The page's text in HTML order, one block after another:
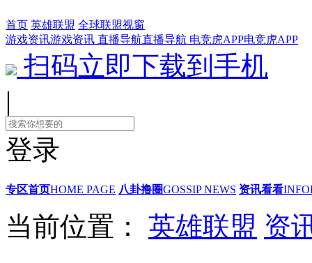
首页 英雄联盟 全球联盟视窗
游戏资讯游戏资讯 直播导航直播导航 电竞虎APP电竞虎APP
扫码立即下载到手机
|
登录
专区首页HOME PAGE 八卦撸圈GOSSIP NEWS 资讯看看
当前位置： 英雄联盟 资